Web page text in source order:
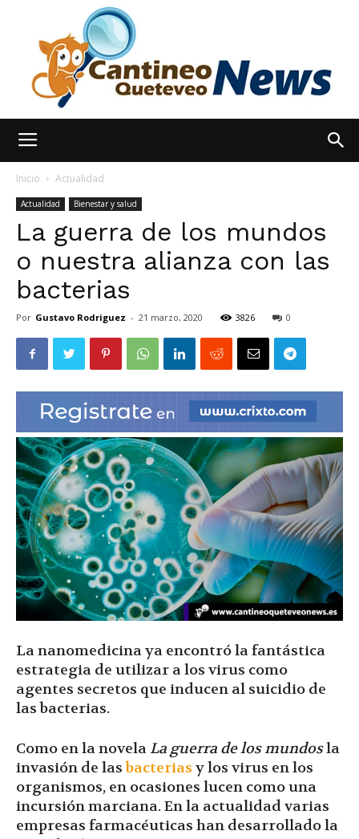
Noticias
|
Ultima
Hora
|
Inicio Actualidad
Actualidad Bienestar y salud
La guerra de los mundos
o nuestra alianza con las
bacterias
Por Gustavo Rodriguez - 21 marzo, 2020 3826 0
La nanomedicina ya encontró la fantástica
estrategia de utilizar a los virus como
agentes secretos que inducen al suicidio de
las bacterias.
Como en la novela La guerra de los mundosla
invasión de lasbacterias y los virus en los
organismos, en ocasiones lucen como una
incursión marciana. En la actualidad varias
empresas farmacéuticas han desarrollado la